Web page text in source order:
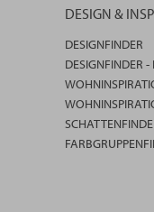
DESIGN &
DESIGNFINDER
DESIGNFINDER -